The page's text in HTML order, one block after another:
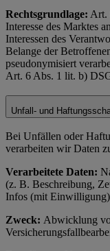
Rechtsgrundlage: Art.
Interesse des Marktes
Interessen des
Belange der
pseudonymisiert
Art. 6 Abs. 1 lit. b)
Unfall- und
Bei Unfällen oder
verarbeiten wir Daten
Verarbeitete Daten:
(z. B. Beschreibung,
Infos (mit
Zweck: Abwicklung